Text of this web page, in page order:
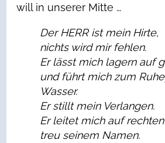
will in unserer Mitte …
Der HERR ist mein Hirte,
nichts wird mir fehlen.
Er lässt mich lagern auf
und führt mich zum
Wasser.
Er stillt mein Verlangen.
Er leitet mich auf rechten
treu seinem Namen.